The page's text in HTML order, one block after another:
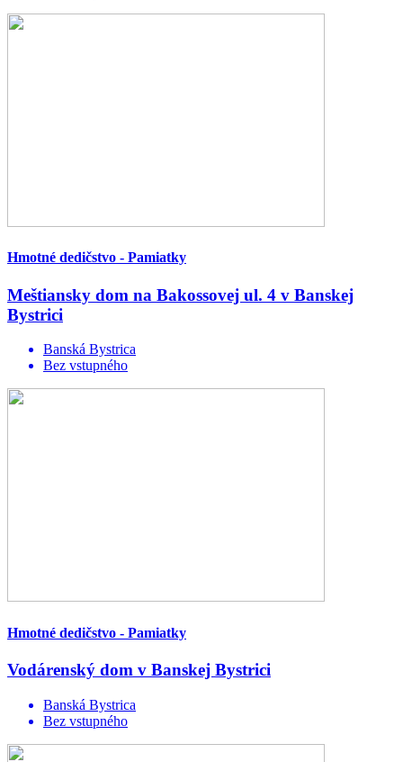
Hmotné dedičstvo - Pamiatky
Meštiansky dom na Bakossovej ul. 4 v Banskej
Bystrici
Banská Bystrica
Bez vstupného
Hmotné dedičstvo - Pamiatky
Vodárenský dom v Banskej Bystrici
Banská Bystrica
Bez vstupného